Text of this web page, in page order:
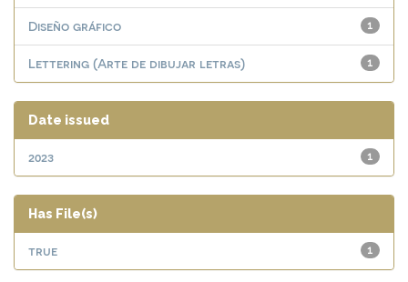
1
Diseño gráfico
1
Lettering (Arte de dibujar letras)
Date issued
1
2023
Has File(s)
1
true